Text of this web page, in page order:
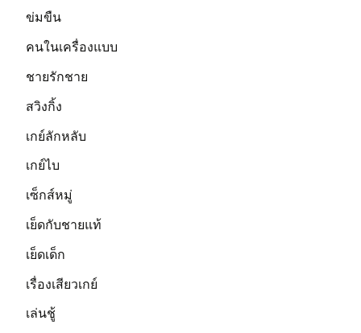
ข่มขืน
คนในเครื่องแบบ
ชายรักชาย
สวิงกิ้ง
เกย์ลักหลับ
เกย์ไบ
เซ็กส์หมู่
เย็ดกับชายแท้
เย็ดเด็ก
เรื่องเสียวเกย์
เล่นชู้